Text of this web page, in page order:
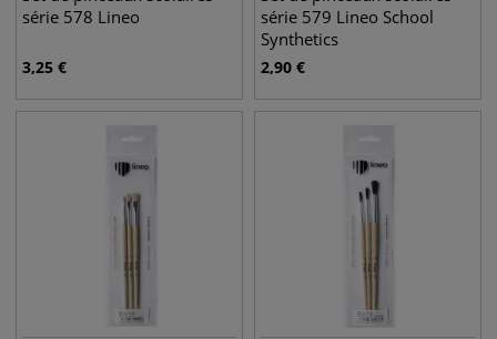
série 578 Lineo
3,25 €
série 579 Lineo School
Synthetics
2,90 €